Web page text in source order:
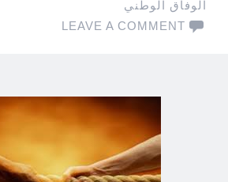
الوفاق الوطني
LEAVE A COMMENT